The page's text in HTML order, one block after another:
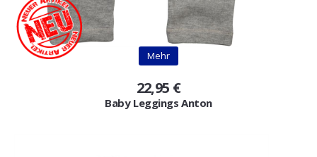
Mehr
22,95 €
Baby Leggings Anton